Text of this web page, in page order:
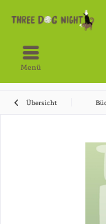
Menü
Übersicht